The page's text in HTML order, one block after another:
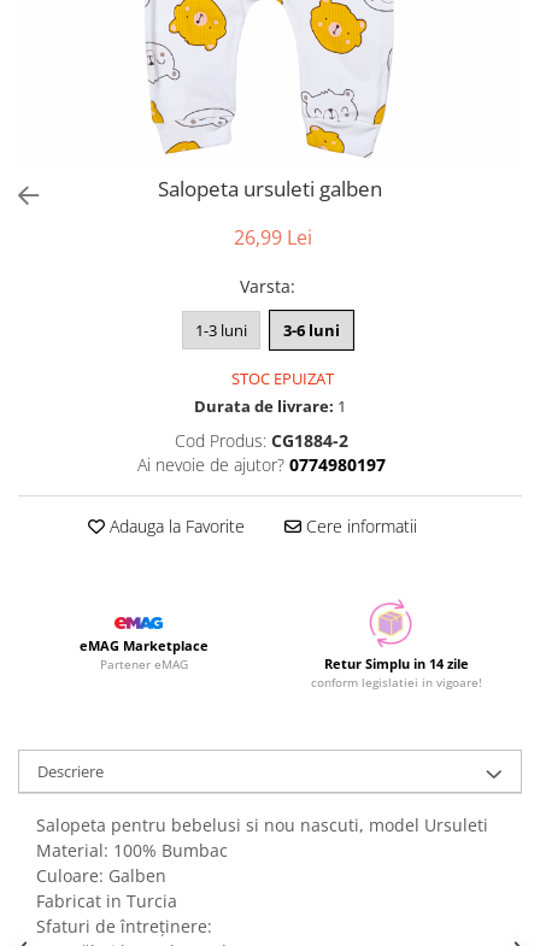
Salopeta ursuleti galben
26,99 Lei
Varsta:
1-3 luni 3-6 luni
STOC EPUIZAT
Durata de livrare: 1
Cod Produs: CG1884-2
Ai nevoie de ajutor? 0774980197
Adauga la Favorite Cere informatii
eMAG Marketplace
Partener eMAG Retur Simplu in 14 zile
conform legislatiei in vigoare!
Descriere
Salopeta pentru bebelusi si nou nascuti, model Ursuleti
Material: 100% Bumbac
Culoare: Galben
Fabricat in Turcia
Sfaturi de întreținere: